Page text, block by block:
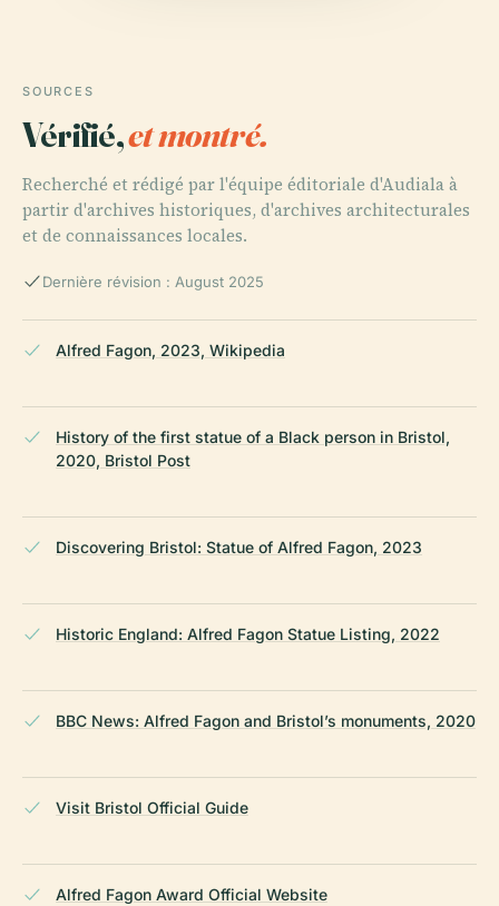
SOURCES
Vérifié,et montré.
Recherché et rédigé par l'équipe éditoriale d'Audiala à
partir d'archives historiques, d'archives architecturales
et de connaissances locales.
Dernière révision : August 2025
Alfred Fagon, 2023, Wikipedia
History of the first statue of a Black person in Bristol,
2020, Bristol Post
Discovering Bristol: Statue of Alfred Fagon, 2023
Historic England: Alfred Fagon Statue Listing, 2022
BBC News: Alfred Fagon and Bristol’s monuments, 2020
Visit Bristol Official Guide
Alfred Fagon Award Official Website